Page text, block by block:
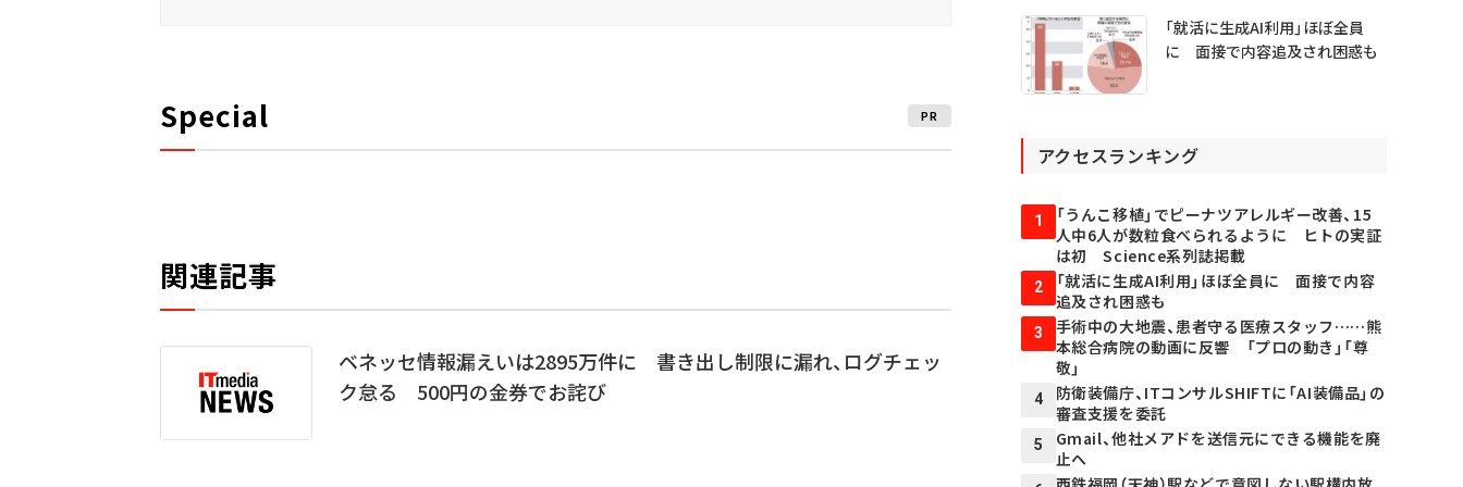
Special PR
関連記事
ベネッセ情報漏えいは2895万件に 書き出し制限に漏れ、ログチェッ
ク怠る 500円の金券でお詫び
「就活に生成AI利用」ほぼ全員
に 面接で内容追及され困惑も
アクセスランキング
1
「うんこ移植」でピーナツアレルギー改善、15
人中6人が数粒食べられるように ヒトの実証
は初 Science系列誌掲載
2
「就活に生成AI利用」ほぼ全員に 面接で内容
追及され困惑も
3
手術中の大地震、患者守る医療スタッフ……熊
本総合病院の動画に反響 「プロの動き」「尊
敬」
4
防衛装備庁、ITコンサルSHIFTに「AI装備品」の
審査支援を委託
5
Gmail、他社メアドを送信元にできる機能を廃
止へ